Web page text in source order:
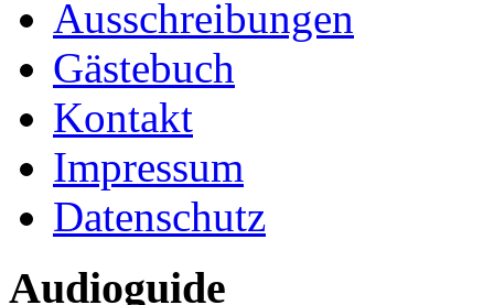
Ausschreibungen
Gästebuch
Kontakt
Impressum
Datenschutz
Audioguide